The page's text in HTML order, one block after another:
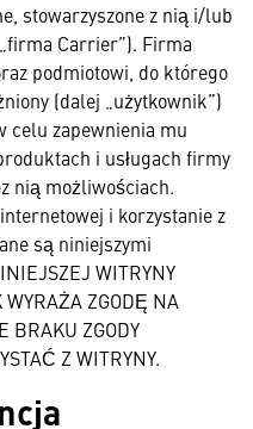
stowarzyszone z nią i/lub
Carrier”). Firma
podmiotowi, do którego
(dalej „użytkownik”)
celu zapewnienia mu
i usługach firmy
nią możliwościach.
i korzystanie z
są niniejszymi
WITRYNY
ZGODĘ NA
BRAKU ZGODY
Z WITRYNY.